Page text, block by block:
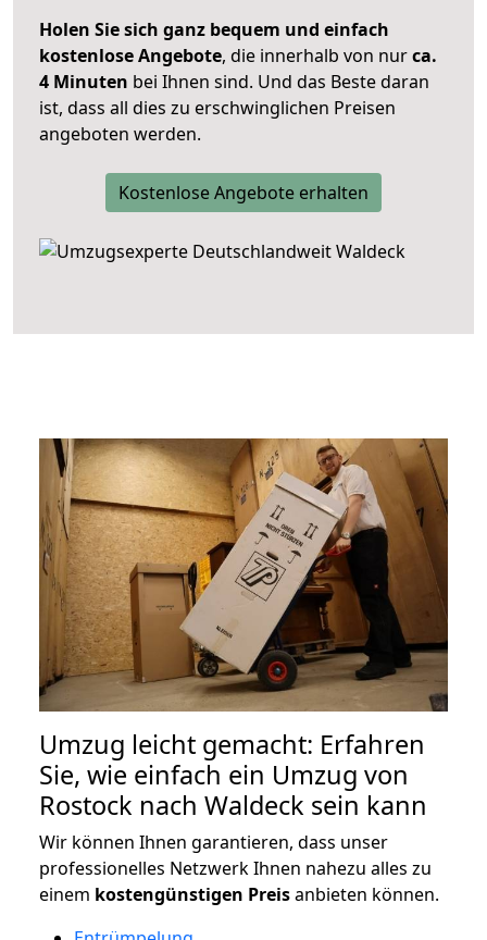
Holen Sie sich ganz bequem und einfach
kostenlose Angebote, die innerhalb von nurca.
4 Minuten bei Ihnen sind. Und das Beste daran
ist, dass all dies zu erschwinglichen Preisen
angeboten werden.
Kostenlose Angebote erhalten
Umzug leicht gemacht: Erfahren
Sie, wie einfach ein Umzug von
Rostock nach Waldeck sein kann
Wir können Ihnen garantieren, dass unser
professionelles Netzwerk Ihnen nahezu alles zu
einem kostengünstigen Preisanbieten können.